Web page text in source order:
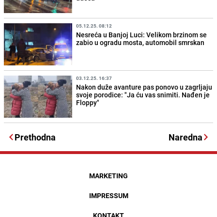
05.12.25. 08:12
Nesreća u Banjoj Luci: Velikom brzinom se
zabio u ogradu mosta, automobil smrskan
03.12.25. 16:37
Nakon duže avanture pas ponovo u zagrljaju
svoje porodice: "Ja ću vas snimiti. Nađen je
Floppy"
Prethodna Naredna
MARKETING
IMPRESSUM